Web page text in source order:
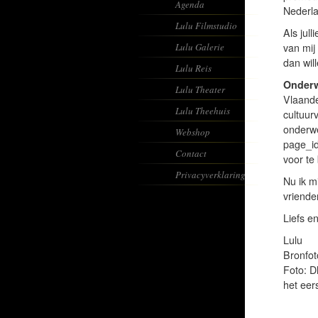
Agenda
Lulu Filmstudio
Lulu Galerie
Lulu Reis
Lulu Theater
Lulu Theehuis
Webshop
Contact
Privacyverklaring
Als
van
dan
voor te
Nu ik
Liefs
Lulu
Foto:
het